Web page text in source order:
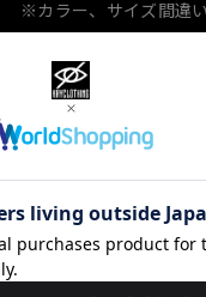
※カラー、サイズ間違
※制限枚数以上の別注
（制限ない商品が一緒
で改めてご注文をお願
上記該当の場合も返品